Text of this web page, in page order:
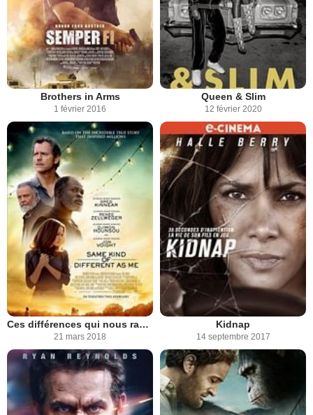
Brothers in Arms
1 février 2016
Queen & Slim
12 février 2020
Ces différences qui nous rapprochent
21 mars 2018
Kidnap
14 septembre 2017